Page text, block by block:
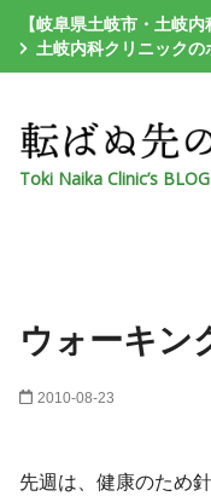
【岐阜県土岐市・土岐
土岐内科クリニックの
Toki Naika Clinic’s BLOG
ウォーキン
2010-08-23
先週は、健康のため